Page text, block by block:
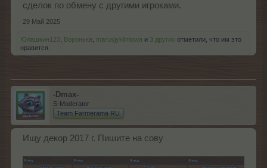
сделок по обмену с другими игроками.
29 Май 2025
Юлашкин123, Воронька, marusjyklimowa и 3 других отметили, что им это
нравится.
-Dmax-
S-Moderator
Team Farmerama RU
Ищу декор 2017 г. Пишите на сову